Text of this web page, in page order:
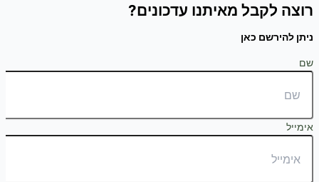
רוצה לקבל מאיתנו עדכונים?
ניתן להירשם כאן
שם
אימייל